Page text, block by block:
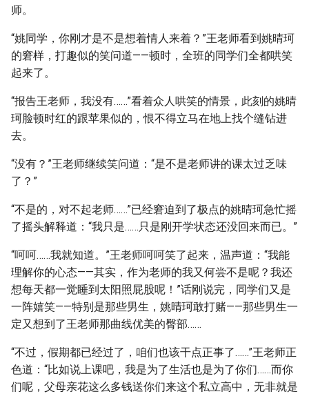
师。
“姚同学，你刚才是不是想着情人来着？”王老师看到姚晴珂
的窘样，打趣似的笑问道——顿时，全班的同学们全都哄笑
起来了。
“报告王老师，我没有……”看着众人哄笑的情景，此刻的姚晴
珂脸顿时红的跟苹果似的，恨不得立马在地上找个缝钻进
去。
“没有？”王老师继续笑问道：“是不是老师讲的课太过乏味
了？”
“不是的，对不起老师……”已经窘迫到了极点的姚晴珂急忙摇
了摇头解释道：“我只是……只是刚开学状态还没回来而已。”
“呵呵……我就知道。”王老师呵呵笑了起来，温声道：“我能
理解你的心态——其实，作为老师的我又何尝不是呢？我还
想每天都一觉睡到太阳照屁股呢！”话刚说完，同学们又是
一阵嬉笑——特别是那些男生，姚晴珂敢打赌——那些男生一
定又想到了王老师那曲线优美的臀部……
“不过，假期都已经过了，咱们也该干点正事了……”王老师正
色道：“比如说上课吧，我是为了生活也是为了你们……而你
们呢，父母亲花这么多钱送你们来这个私立高中，无非就是